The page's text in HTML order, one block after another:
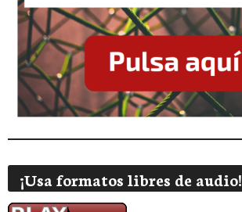
¡Usa formatos libres de audio!